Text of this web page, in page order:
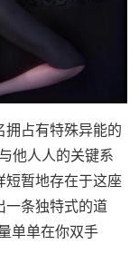
拥占有特殊异能的
他人人的关键系
短暂地存在于这座
一条独特式的道
单单在你双手